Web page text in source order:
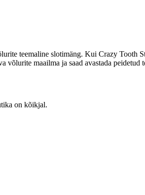
teemaline slotimäng. Kui Crazy Tooth
võlurite maailma ja saad avastada peidetud
on kõikjal.